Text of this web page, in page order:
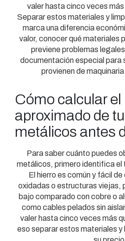
valer hasta cinco veces más
Separar estos materiales y
marca una diferencia
valor, conocer qué materiales
previene problemas
documentación especial para
provienen de
Cómo calcular el
aproximado de
metálicos antes
Para saber cuánto puedes
metálicos, primero identifica el
El hierro es común y fácil
oxidadas o estructuras viejas,
bajo comparado con cobre o
como cables pelados sin
valer hasta cinco veces más
eso separar estos materiales y